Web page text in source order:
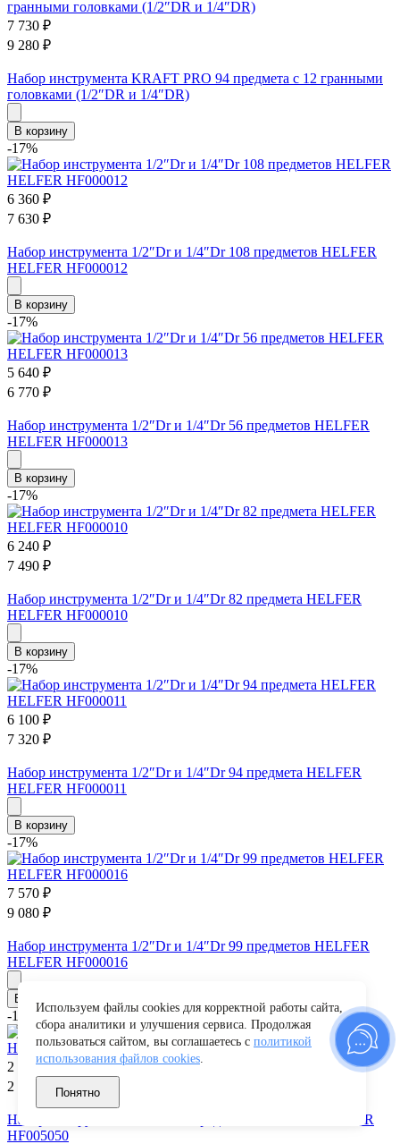
7 730 ₽
9 280 ₽
Набор инструмента KRAFT PRO 94 предмета с 12 гранными
головками (1/2″DR и 1/4″DR)
В корзину
-17%
6 360 ₽
7 630 ₽
Набор инструмента 1/2″Dr и 1/4″Dr 108 предметов HELFER
HELFER HF000012
В корзину
-17%
5 640 ₽
6 770 ₽
Набор инструмента 1/2″Dr и 1/4″Dr 56 предметов HELFER
HELFER HF000013
В корзину
-17%
6 240 ₽
7 490 ₽
Набор инструмента 1/2″Dr и 1/4″Dr 82 предмета HELFER
HELFER HF000010
В корзину
-17%
6 100 ₽
7 320 ₽
Набор инструмента 1/2″Dr и 1/4″Dr 94 предмета HELFER
HELFER HF000011
В корзину
-17%
7 570 ₽
9 080 ₽
Набор инструмента 1/2″Dr и 1/4″Dr 99 предметов HELFER
HELFER HF000016
В корзину
-17%
2 200₽
2 640
Набор инструмента 1/4″Dr 46 предметов HELFER HELFER
HF005050
Используем файлы cookies для корректной работы сайта,
сбора аналитики и улучшения сервиса. Продолжая
пользоваться сайтом, вы соглашаетесь с политикой
использования файлов cookies.
Понятно